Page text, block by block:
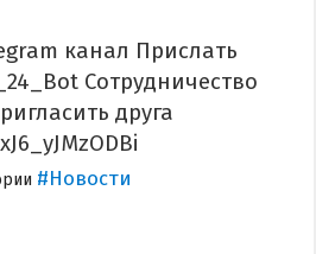
канал Прислать
Сотрудничество
друга
#Новости